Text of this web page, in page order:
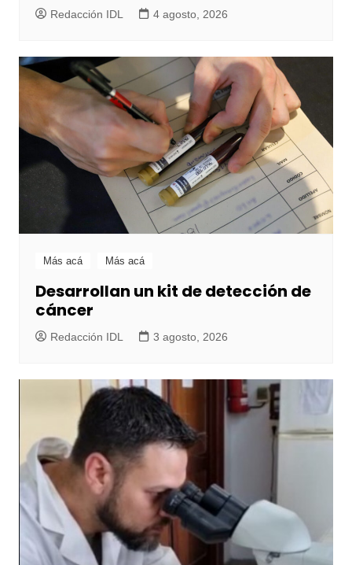
Redacción IDL 4 agosto, 2026
Más acá Más acá
Desarrollan un kit de detección de
cáncer
Redacción IDL 3 agosto, 2026